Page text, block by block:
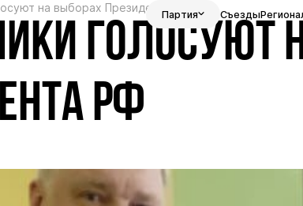
Партия Съезды
на выборах Президента РФ
ГОЛОСУЮТ
РФ